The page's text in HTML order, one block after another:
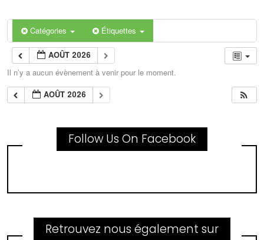
Catégories Étiquettes
AOÛT 2026
Il n’y a aucun évènement à venir pour le moment.
AOÛT 2026
Follow Us On Facebook
Retrouvez nous également sur